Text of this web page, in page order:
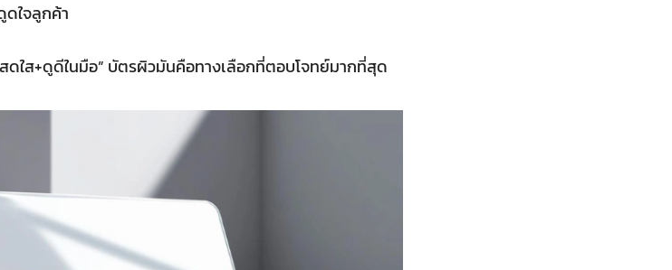
ใจลูกค้า
ใส+ดูดีในมือ” บัตรผิวมันคือทางเลือกที่ตอบโจทย์มากที่สุด